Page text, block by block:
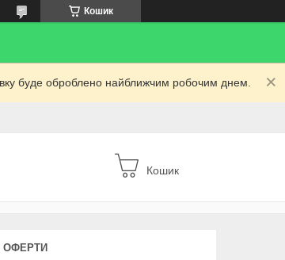
Кошик
буде оброблено найближчим робочим днем.
Кошик
ОФЕРТИ